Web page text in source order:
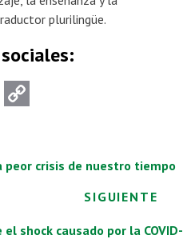
plurilingüe.
X
Li
peor crisis de nuestro tiempo
SIGUIENTE
shock causado por la COVID-